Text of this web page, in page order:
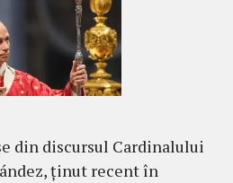
din discursul Cardinalului
ținut recent în